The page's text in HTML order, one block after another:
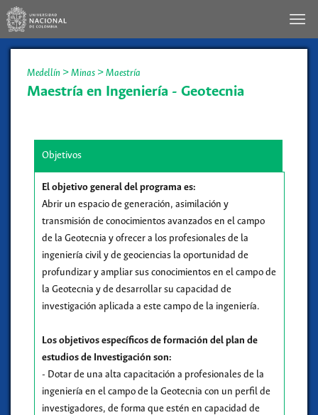
Medellín > Minas > Maestría
Maestría en Ingeniería - Geotecnia
Objetivos
El objetivo general del programa es:
Abrir un espacio de generación, asimilación y
transmisión de conocimientos avanzados en el campo
de la Geotecnia y ofrecer a los profesionales de la
ingeniería civil y de geociencias la oportunidad de
profundizar y ampliar sus conocimientos en el campo de
la Geotecnia y de desarrollar su capacidad de
investigación aplicada a este campo de la ingeniería.
Los objetivos específicos de formación del plan de
estudios de Investigación son:
- Dotar de una alta capacitación a profesionales de la
ingeniería en el campo de la Geotecnia con un perfil de
investigadores, de forma que estén en capacidad de